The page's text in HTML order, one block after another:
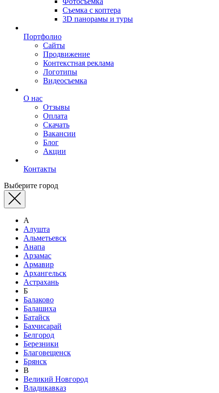
Съемка с коптера
3D панорамы и туры
Портфолио
Сайты
Продвижение
Контекстная реклама
Логотипы
Видеосъемка
О нас
Отзывы
Оплата
Скачать
Вакансии
Блог
Акции
Контакты
Выберите город
А
Алушта
Альметьевск
Анапа
Арзамас
Армавир
Архангельск
Астрахань
Б
Балаково
Балашиха
Батайск
Бахчисарай
Белгород
Березники
Благовещенск
Брянск
В
Великий Новгород
Владикавказ